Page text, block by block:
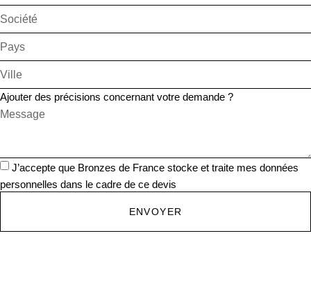
Ajouter des précisions concernant votre demande ?
J’accepte que Bronzes de France stocke et traite mes données
personnelles dans le cadre de ce devis
ENVOYER